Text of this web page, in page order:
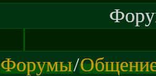
Форумы/